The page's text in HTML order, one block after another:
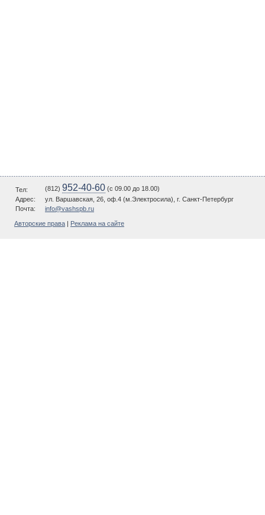
Тел: (812) 952-40-60 (c 09.00 до 18.00)
Адрес:
ул. Варшавская, 26, оф.4 (м.Электросила), г. Санкт-Петербург
Почта:
info@vashspb.ru
Авторские права Реклама на сайте